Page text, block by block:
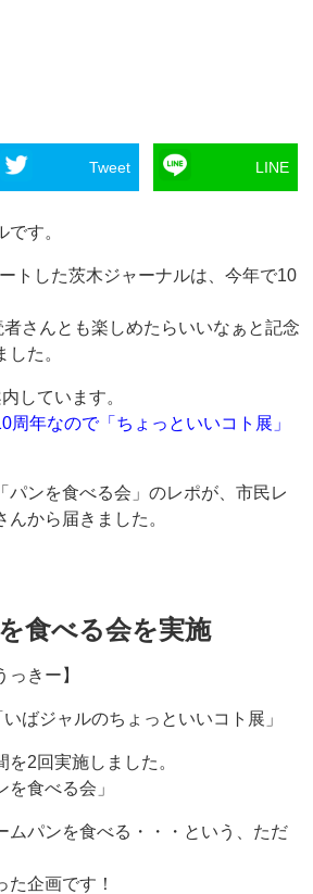
Tweet LINE
す。
トした茨木ジャーナルは、今年で10
さんとも楽しめたらいいなぁと記念
た。
しています。
周年なので「ちょっといいコト展」
パンを食べる会」のレポが、市民レ
から届きました。
食べる会を実施
っきー】
ばジャルのちょっといいコト展」
2回実施しました。
食べる会」
ムパンを食べる・・・という、ただ
た企画です！